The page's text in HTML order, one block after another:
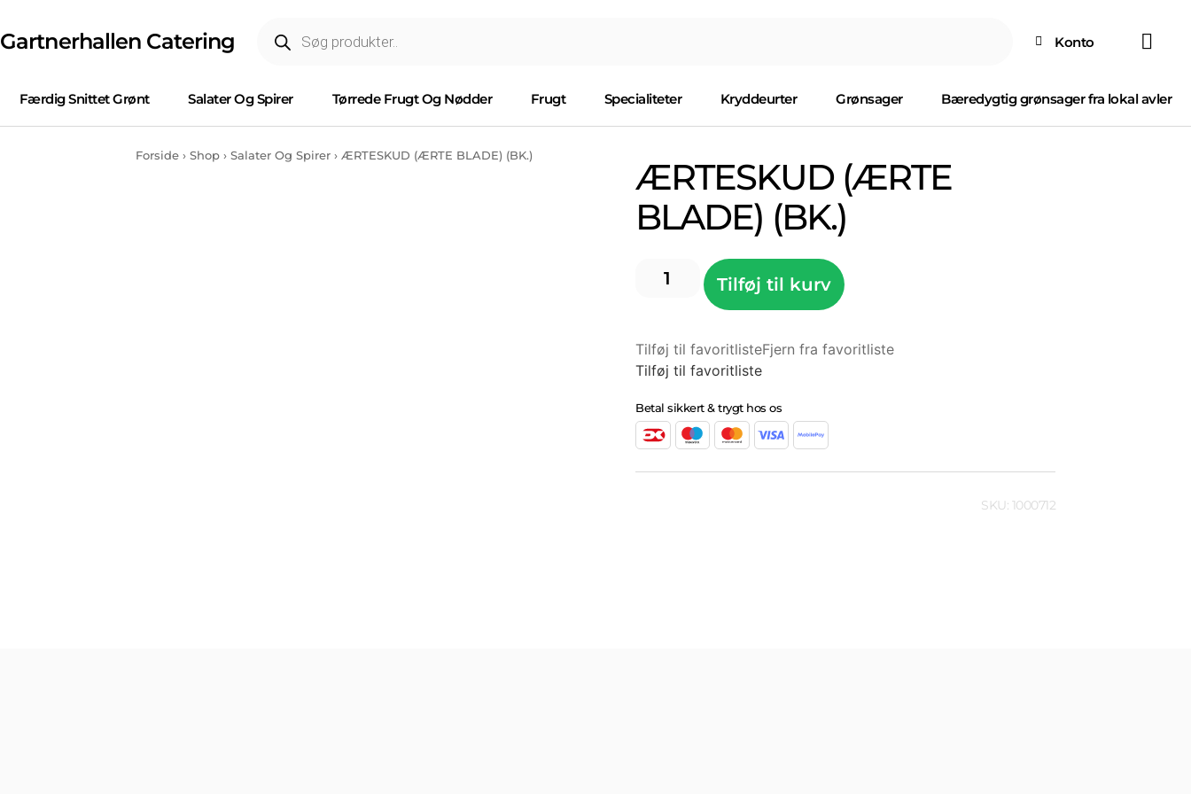
Gartnerhallen Catering Konto
Færdig Snittet Grønt Salater Og Spirer Tørrede Frugt Og Nødder Frugt Specialiteter Kryddeurter Grønsager Bæredygtig grønsager fra lokal avler
Forside› Shop› Salater Og Spirer› ÆRTESKUD (ÆRTE BLADE) (BK.)
ÆRTESKUD (ÆRTE
BLADE) (BK.)
Tilføj til kurv
Tilføj til favoritlisteFjern fra favoritliste
Tilføj til favoritliste
Betal sikkert & trygt hos os
SKU: 1000712